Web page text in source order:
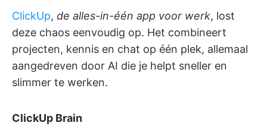
ClickUp, de alles-in-één app voor werk, lost
deze chaos eenvoudig op. Het combineert
projecten, kennis en chat op één plek, allemaal
aangedreven door AI die je helpt sneller en
slimmer te werken.
ClickUp Brain